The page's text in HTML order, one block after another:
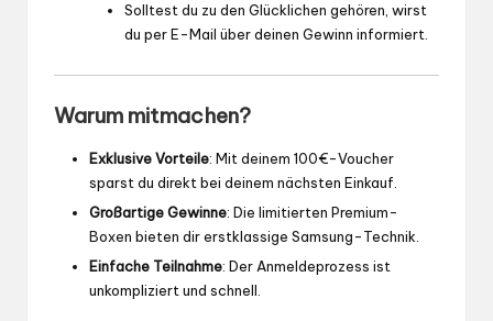
Solltest du zu den Glücklichen gehören, wirst
du per E-Mail über deinen Gewinn informiert.
Warum mitmachen?
Exklusive Vorteile: Mit deinem 100€-Voucher
sparst du direkt bei deinem nächsten Einkauf.
Großartige Gewinne: Die limitierten Premium-
Boxen bieten dir erstklassige Samsung-Technik.
Einfache Teilnahme: Der Anmeldeprozess ist
unkompliziert und schnell.